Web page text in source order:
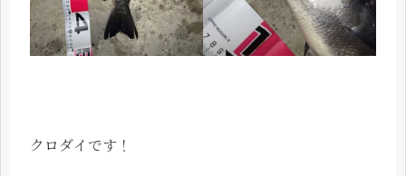
クロダイです！